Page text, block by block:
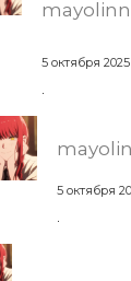
5 октября 2025
5 октября